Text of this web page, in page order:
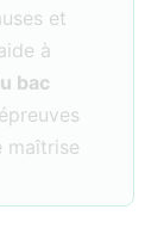
et
à
bac
maîtrise